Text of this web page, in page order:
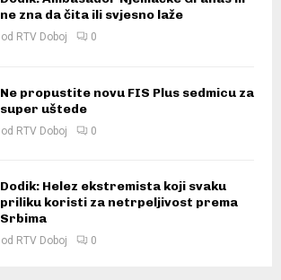
ne zna da čita ili svjesno laže
od RTV Doboj 0
Ne propustite novu FIS Plus sedmicu za
super uštede
od RTV Doboj 0
Dodik: Helez ekstremista koji svaku
priliku koristi za netrpeljivost prema
Srbima
od RTV Doboj 0